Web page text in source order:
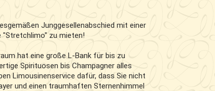
Junggesellenabschied mit einer
"Stretchlimo" zu mieten!
hat eine große L-Bank für bis zu
Spirituosen bis Champagner alles
Limousinenservice dafür, dass Sie nicht
und einen traumhaften Sternenhimmel